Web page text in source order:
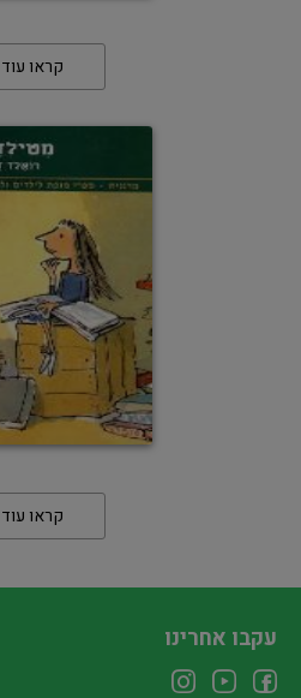
קראו עוד
קראו עוד
עקבו אחרינו